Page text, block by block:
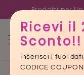
Skip toProdotti per
Ricevi il
Sconto!!
Inserisci i tuoi
CODICE